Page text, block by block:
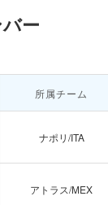
ー
所属チーム
ナポリ/ITA
アトラス/MEX